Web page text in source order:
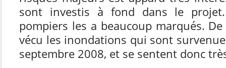
sont investis à fond dans le projet.
pompiers les a beaucoup marqués.
vécu les inondations qui sont
septembre 2008, et se sentent donc